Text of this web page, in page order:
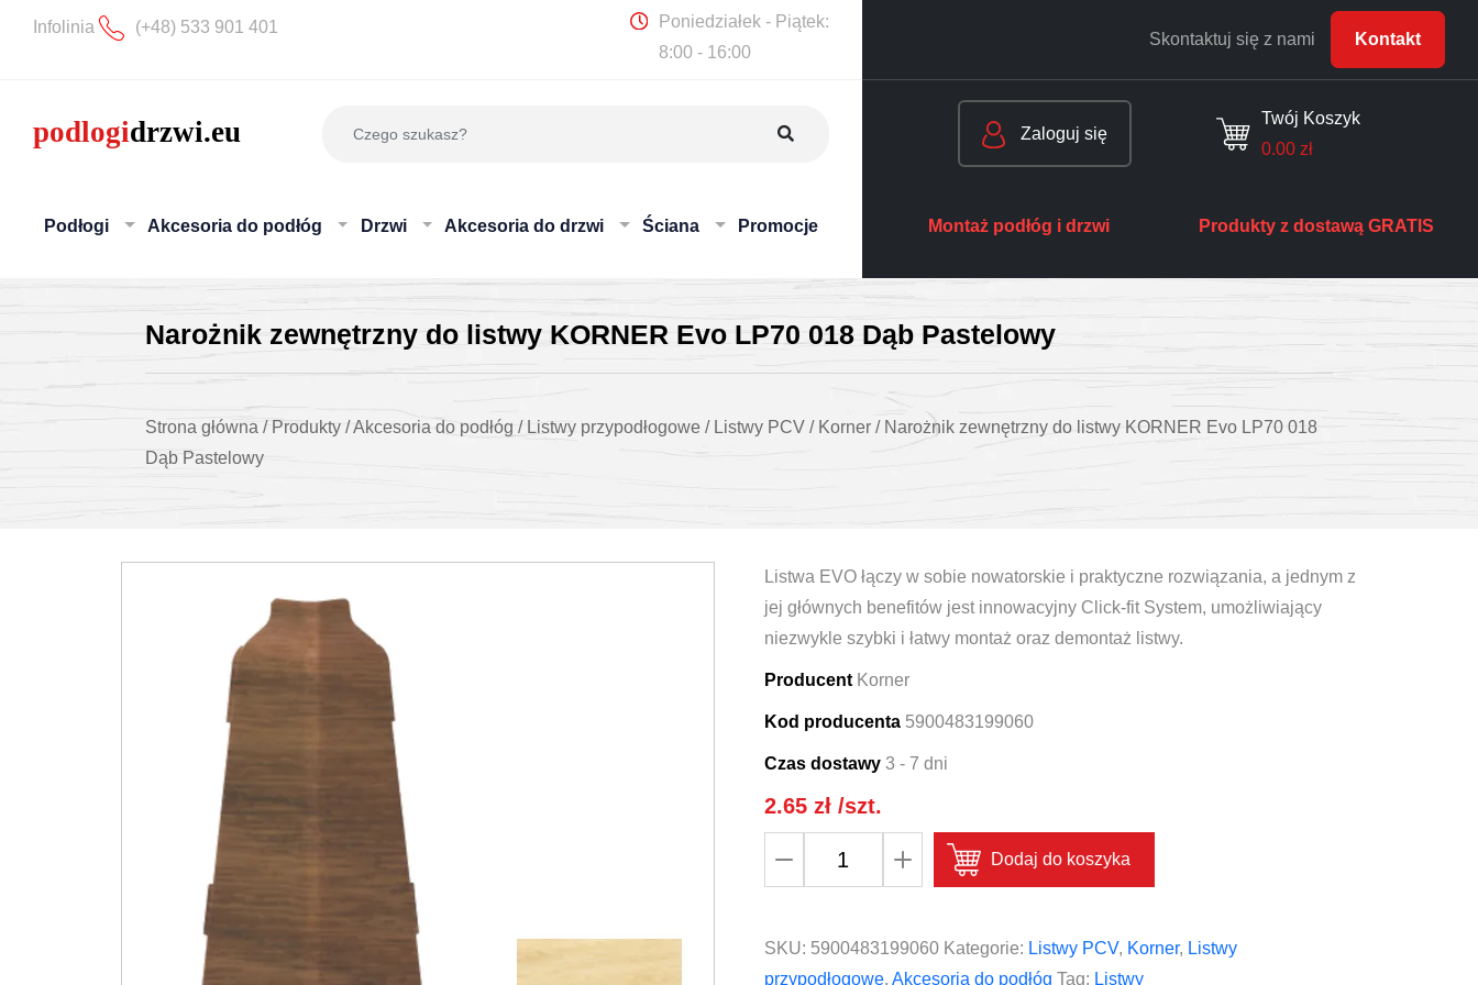
Infolinia (+48) 533 901 401
Poniedziałek - Piątek:
8:00 - 16:00
Skontaktuj się z nami Kontakt
Podłogi Akcesoria do podłóg Drzwi Akcesoria do drzwi Ściana Promocje
Zaloguj się
Twój Koszyk
0.00 zł
Montaż podłóg i drzwi Produkty z dostawą GRATIS
Narożnik zewnętrzny do listwy KORNER Evo LP70 018 Dąb Pastelowy
Strona główna / Produkty /Akcesoria do podłóg / Listwy przypodłogowe / Listwy PCV / Korner / Narożnik zewnętrzny do listwy KORNER Evo LP70 018
Dąb Pastelowy
Listwa EVO łączy w sobie nowatorskie i praktyczne rozwiązania, a jednym z
jej głównych benefitów jest innowacyjny Click-fit System, umożliwiający
niezwykle szybki i łatwy montaż oraz demontaż listwy.
Producent Korner
Kod producenta 5900483199060
Czas dostawy 3 - 7 dni
2.65 zł/szt.
do
Dodaj do koszyka
SKU: 5900483199060 Kategorie: Listwy PCV, Korner, Listwy
przypodłogowe, Akcesoria do podłóg Tag: Listwy